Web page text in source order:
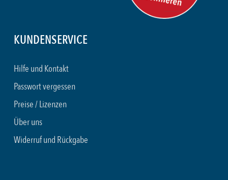
KUNDENSERVICE
Hilfe und Kontakt
Passwort vergessen
Preise / Lizenzen
Über uns
Widerruf und Rückgabe